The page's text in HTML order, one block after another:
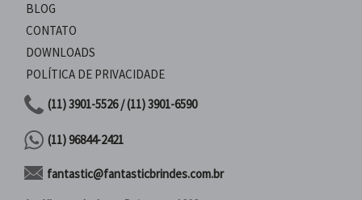
BLOG
CONTATO
DOWNLOADS
POLÍTICA DE PRIVACIDADE
(11) 3901-5526 / (11) 3901-6590
(11) 96844-2421
fantastic@fantasticbrindes.com.br